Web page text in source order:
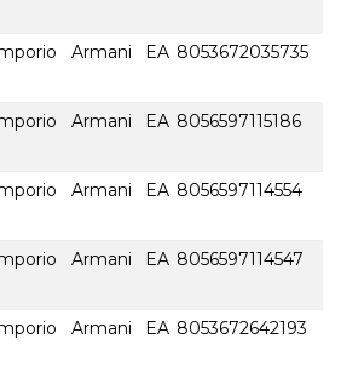
Armani EA 8053672035735
Armani EA 8056597115186
Armani EA 8056597114554
Armani EA 8056597114547
Armani EA 8053672642193